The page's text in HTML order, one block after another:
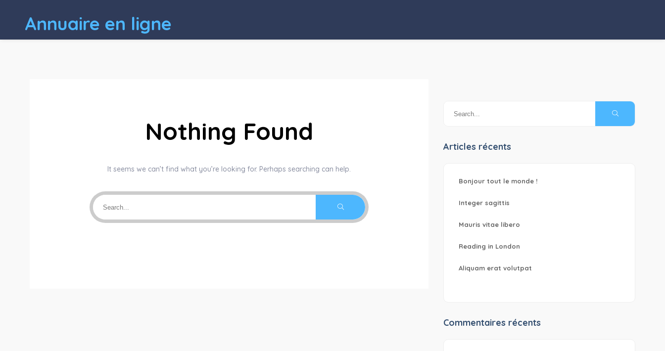
Annuaire en ligne
Nothing Found
It seems we can’t find what you’re looking for. Perhaps searching can help.
Articles récents
Bonjour tout le monde !
Integer sagittis
Mauris vitae libero
Reading in London
Aliquam erat volutpat
Commentaires récents